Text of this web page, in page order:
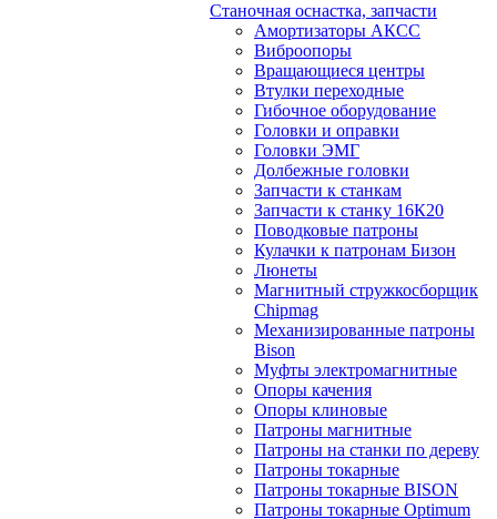
Станочная оснастка, запчасти
Амортизаторы АКСС
Виброопоры
Вращающиеся центры
Втулки переходные
Гибочное оборудование
Головки и оправки
Головки ЭМГ
Долбежные головки
Запчасти к станкам
Запчасти к станку 16К20
Поводковые патроны
Кулачки к патронам Бизон
Люнеты
Магнитный стружкосборщик
Chipmag
Механизированные патроны
Bison
Муфты электромагнитные
Опоры качения
Опоры клиновые
Патроны магнитные
Патроны на станки по дереву
Патроны токарные
Патроны токарные BISON
Патроны токарные Optimum